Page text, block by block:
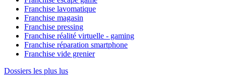
Franchise lavomatique
Franchise magasin
Franchise pressing
Franchise réalité virtuelle - gaming
Franchise réparation smartphone
Franchise vide grenier
Dossiers les plus lus